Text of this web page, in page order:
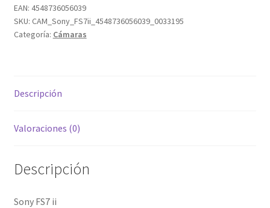
objetivo,
micrófono,
tarjetas
EAN: 4548736056039
SKU: CAM_Sony_FS7ii_4548736056039_0033195
Categoría: Cámaras
Descripción
Valoraciones (0)
Descripción
Sony FS7 ii